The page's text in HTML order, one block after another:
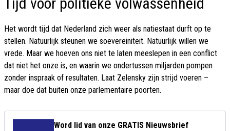
Het wordt tijd dat Nederland zich weer als natiestaat durft op te
stellen. Natuurlijk steunen we soevereiniteit. Natuurlijk willen we
vrede. Maar we hoeven ons niet te laten meeslepen in een conflict
dat niet het onze is, en waarin we ondertussen miljarden pompen
zonder inspraak of resultaten. Laat Zelensky zijn strijd voeren –
maar doe dat buiten onze parlementaire poorten.
Word lid van onze GRATIS Nieuwsbrief